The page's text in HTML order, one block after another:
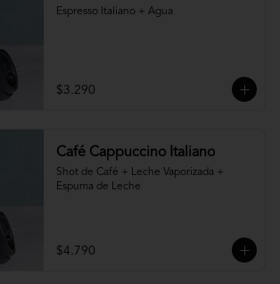
Espresso Italiano + Agua
$3.290
Café Cappuccino Italiano
Shot de Café + Leche Vaporizada +
Espuma de Leche
$4.790